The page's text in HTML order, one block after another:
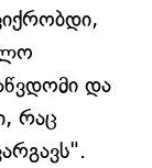
და
რაც